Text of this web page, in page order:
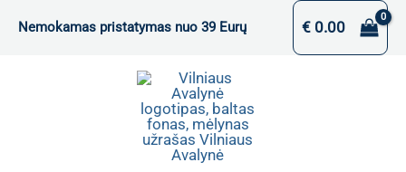
Nemokamas pristatymas nuo 39 Eurų €0.00